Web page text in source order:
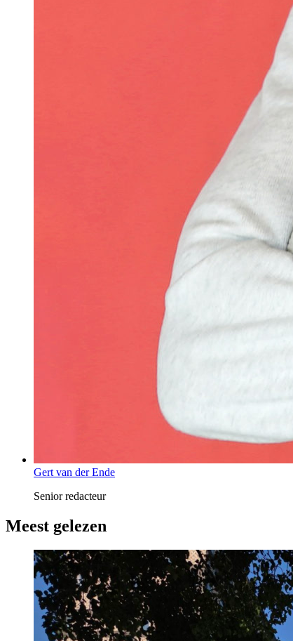
Gert van der Ende
Senior redacteur
Meest gelezen